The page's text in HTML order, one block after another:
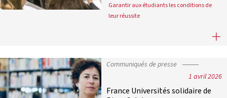
Garantir aux étudiants les conditions de
leur réussite
Soutenir l’Université, c’est un
Communiqués de presse
1 avril 2026
France Universités solidaire de